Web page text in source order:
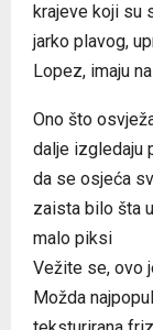
krajeve koji su
jarko plavog,
Lopez, imaju
Ono što
dalje izgledaju
da se osjeća
zaista bilo šta
malo piksi
Vežite se, ovo
Možda